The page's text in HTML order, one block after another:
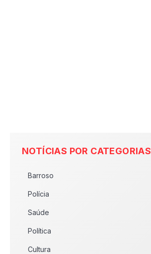
NOTÍCIAS POR CATEGORIAS
Barroso
Polícia
Saúde
Política
Cultura